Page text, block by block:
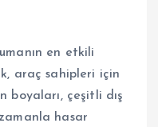
en etkili
araç sahipleri için
boyaları, çeşitli dış
hasar